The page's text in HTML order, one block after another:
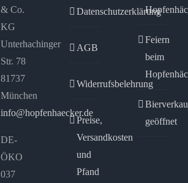
& Co.
KG
Unterhachinger
Str. 78
81737
München
info@hopfenhaecker.de
DE-
ÖKO
037
Datenschutzerklärung
AGB
Widerrufsbelehrung
Preise,
Versandkosten
und
Pfand
Feiern
beim
geöffnet